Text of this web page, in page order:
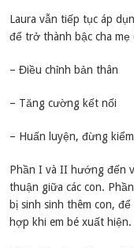
Laura vẫn tiếp tục áp
để trở thành bậc cha mẹ
– Điều chỉnh bản thân
– Tăng cường kết nối
– Huấn luyện, đừng
Phần I và II hướng đến
thuận giữa các con.
bị sinh sinh thêm con,
hợp khi em bé xuất hiện.